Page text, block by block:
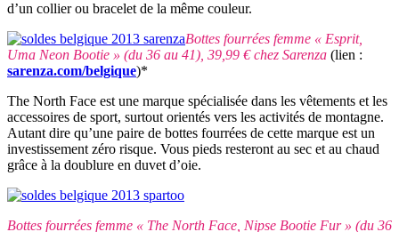
d’un collier ou bracelet de la même couleur.
Bottes fourrées femme « Esprit,
Uma Neon Bootie » (du 36 au 41), 39,99 € chez Sarenza (lien :
sarenza.com/belgique)*
The North Face est une marque spécialisée dans les vêtements et les
accessoires de sport, surtout orientés vers les activités de montagne.
Autant dire qu’une paire de bottes fourrées de cette marque est un
investissement zéro risque. Vous pieds resteront au sec et au chaud
grâce à la doublure en duvet d’oie.
Bottes fourrées femme « The North Face, Nipse Bootie Fur » (du 36